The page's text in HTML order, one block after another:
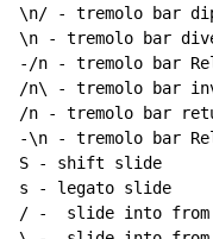
\n/ - tremolo bar
\n - tremolo bar
-/n - tremolo bar
/n\ - tremolo bar
/n - tremolo bar
-\n - tremolo bar
S - shift slide
s - legato slide
/ -  slide into from